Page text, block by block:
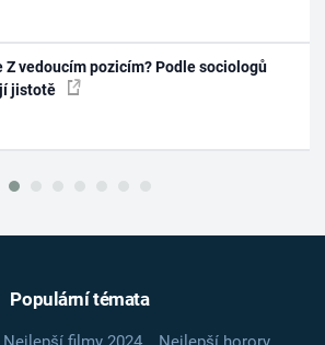
Z vedoucím pozicím? Podle sociologů
jistotě
Populární témata